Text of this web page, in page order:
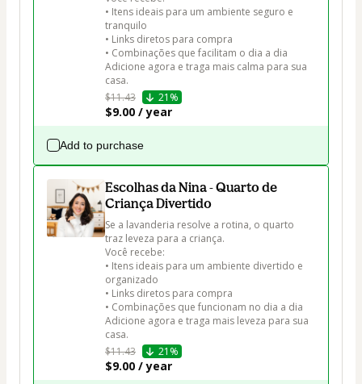
• Itens ideais para um ambiente seguro e
tranquilo
• Links diretos para compra
• Combinações que facilitam o dia a dia
Adicione agora e traga mais calma para sua
casa.
$11.43
21%
$9.00 / year
Add to purchase
Escolhas da Nina - Quarto de
Criança Divertido
Se a lavanderia resolve a rotina, o quarto
traz leveza para a criança.
Você recebe:
• Itens ideais para um ambiente divertido e
organizado
• Links diretos para compra
• Combinações que funcionam no dia a dia
Adicione agora e traga mais leveza para sua
casa.
$11.43
21%
$9.00 / year